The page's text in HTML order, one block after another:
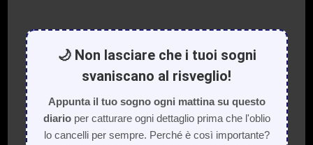
🌙 Non lasciare che i tuoi sogni
svaniscano al risveglio!
Appunta il tuo sogno ogni mattina su questo
diarioper catturare ogni dettaglio prima che l'oblio
lo cancelli per sempre. Perché è così importante?